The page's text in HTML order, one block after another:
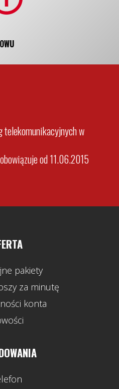
OWU
telekomunikacyjnych w
od 11.06.2015
pakiety
za minutę
konta